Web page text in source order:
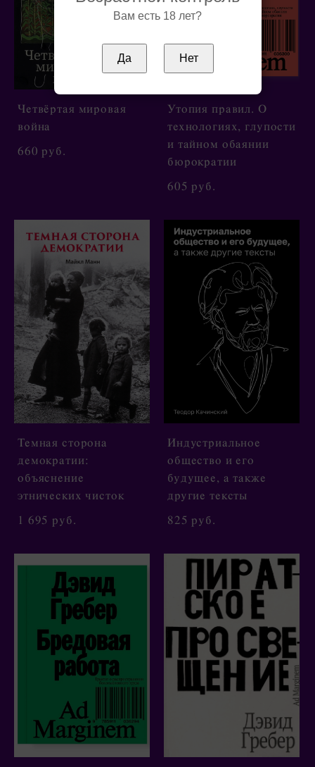
Вам есть 18 лет?
Да Нет
Четвёртая мировая
война
660 pуб.
Утопия правил. О
технологиях, глупости
и тайном обаянии
бюрократии
605 pуб.
Темная сторона
демократии:
объяснение
этнических чисток
1 695 pуб.
Индустриальное
общество и его
будущее, а также
другие тексты
825 pуб.